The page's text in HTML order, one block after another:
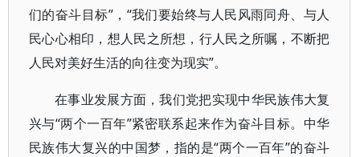
们的奋斗目标”，“我们要始终与人民风雨同舟、与人
民心心相印，想人民之所想，行人民之所嘱，不断把
人民对美好生活的向往变为现实”。
在事业发展方面，我们党把实现中华民族伟大复
兴与“两个一百年”紧密联系起来作为奋斗目标。中华
民族伟大复兴的中国梦，指的是“两个一百年”的奋斗